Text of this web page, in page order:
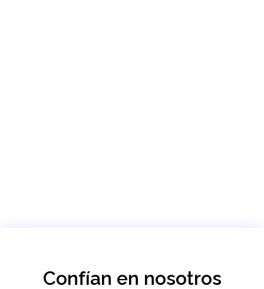
Confían en nosotros